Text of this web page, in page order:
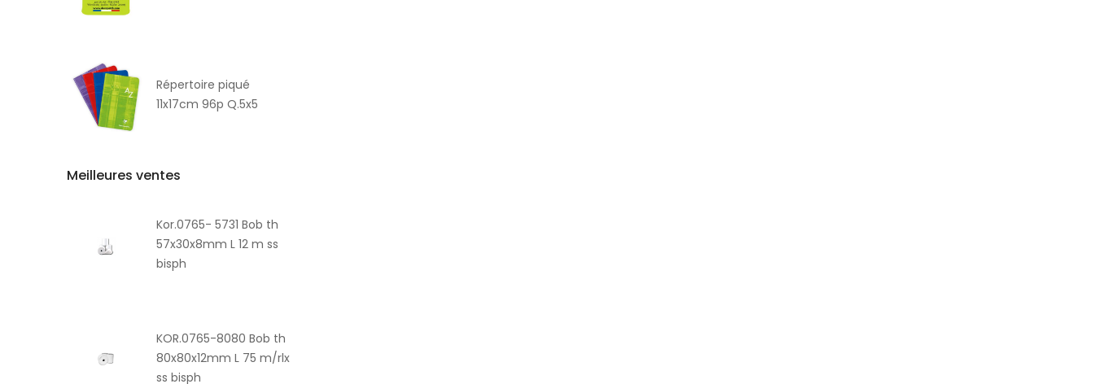
Répertoire piqué
11x17cm 96p Q.5x5
Meilleures ventes
Kor.0765- 5731 Bob th
57x30x8mm L 12 m ss
bisph
KOR.0765-8080 Bob th
80x80x12mm L 75 m/rlx
ss bisph